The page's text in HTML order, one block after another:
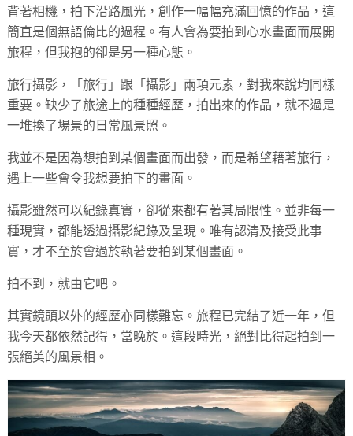
背著相機，拍下沿路風光，創作一幅幅充滿回憶的作品，這
簡直是個無語倫比的過程。有人會為要拍到心水畫面而展開
旅程，但我抱的卻是另一種心態。
旅行攝影，「旅行」跟「攝影」兩項元素，對我來說均同樣
重要。缺少了旅途上的種種經歷，拍出來的作品，就不過是
一堆換了場景的日常風景照。
我並不是因為想拍到某個畫面而出發，而是希望藉著旅行，
遇上一些會令我想要拍下的畫面。
攝影雖然可以紀錄真實，卻從來都有著其局限性。並非每一
種現實，都能透過攝影紀錄及呈現。唯有認清及接受此事
實，才不至於會過於執著要拍到某個畫面。
拍不到，就由它吧。
其實鏡頭以外的經歷亦同樣難忘。旅程已完結了近一年，但
我今天都依然記得，當晚於。這段時光，絕對比得起拍到一
張絕美的風景相。